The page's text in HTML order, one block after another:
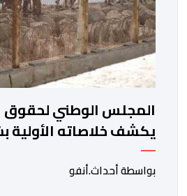
المجلس الوطني لحقوق
يكشف خلاصاته الأولية
العبور إلى سبتة ومليلية
بواسطة أحداث.أنفو